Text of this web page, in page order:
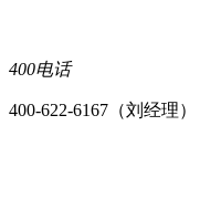
400电话
400-622-6167（刘经理）